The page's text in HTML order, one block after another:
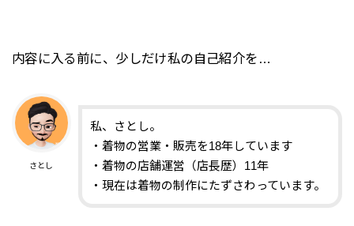
内容に入る前に、少しだけ私の自己紹介を…
さとし
私、さとし。
・着物の営業・販売を18年しています
・着物の店舗運営（店長歴）11年
・現在は着物の制作にたずさわっています。